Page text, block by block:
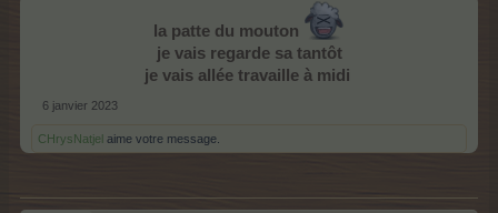
la patte du mouton
je vais regarde sa tantôt
je vais allée travaille à midi
6 janvier 2023
CHrysNatjel aime votre message.